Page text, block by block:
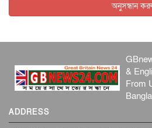
&
From
ADDRESS